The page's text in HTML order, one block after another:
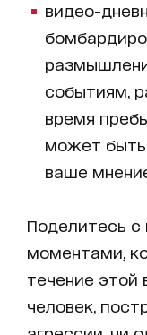
видео-
событиям,
время
может
ваше
Поделитесь
моментами,
течение этой
человек,